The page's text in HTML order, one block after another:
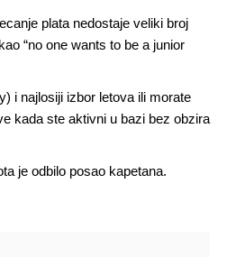
plata nedostaje veliki broj
“no one wants to be a junior
i najlosiji izbor letova ili morate
kada ste aktivni u bazi bez obzira
je odbilo posao kapetana.